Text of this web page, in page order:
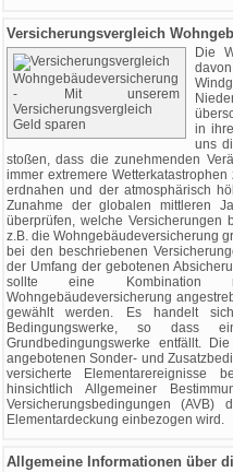
Versicherungsvergleich
Die
in
uns
stoßen, dass die zunehmenden
immer extremere
erdnahen und der atmosphärisch
Zunahme der globalen mittleren
überprüfen, welche Versicherungen
z.B. die Wohngebäudeversicherung
bei den beschriebenen
der Umfang der gebotenen
sollte eine Kombination
Wohngebäudeversicherung
gewählt werden. Es handelt
Bedingungswerke, so dass
Grundbedingungswerke entfällt.
angebotenen Sonder- und
versicherte Elementarereignisse
hinsichtlich Allgemeiner
Versicherungsbedingungen
Elementardeckung einbezogen wird.
Allgemeine Informationen über